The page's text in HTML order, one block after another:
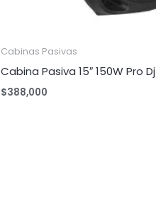
Cabinas Pasivas
Cabina Pasiva 15″ 150W Pro Dj
$388,000